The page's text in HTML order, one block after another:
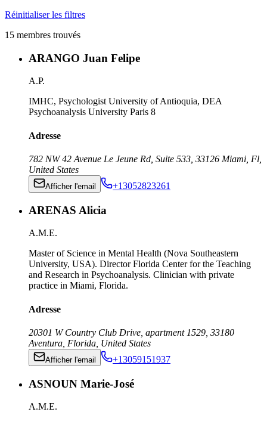
Réinitialiser les filtres
15 membres trouvés
ARANGO Juan Felipe
A.P.
IMHC, Psychologist University of Antioquia, DEA
Psychoanalysis University Paris 8
Adresse
782 NW 42 Avenue Le Jeune Rd, Suite 533 33126 Miami, Fl
United States
Afficher l'email +13052823261
ARENAS Alicia
A.M.E.
Master of Science in Mental Health (Nova Southeastern
University, USA). Director Florida Center for the Teaching
and Research in Psychoanalysis. Clinician with private
practice in Miami, Florida.
Adresse
20301 W Country Club Drive, apartment 1529 33180
Aventura, Florida United States
Afficher l'email +13059151937
ASNOUN Marie-José
A.M.E.